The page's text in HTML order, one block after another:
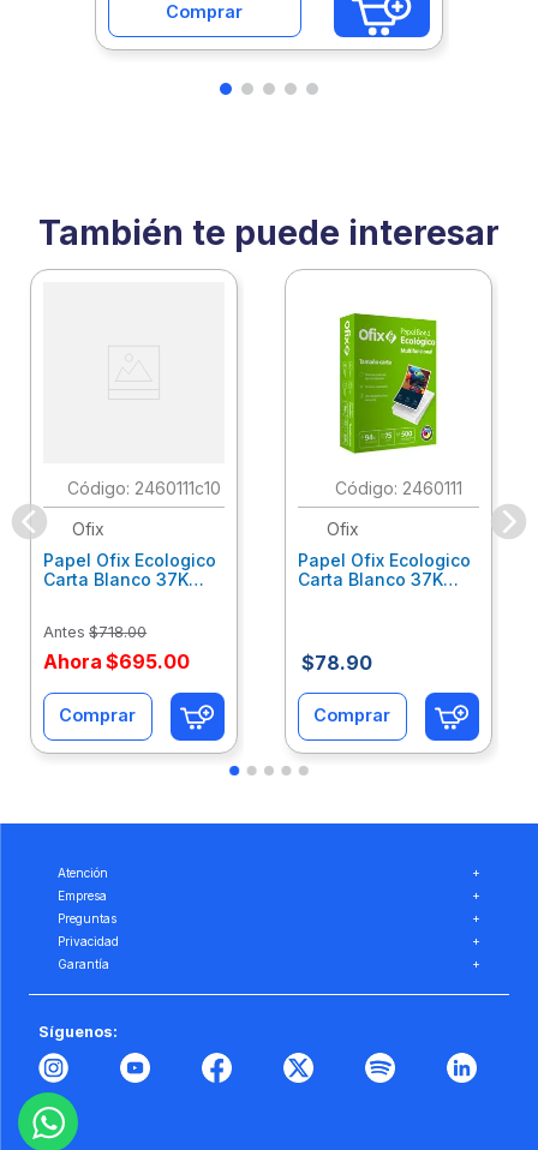
Comprar
También te puede interesar
: 2460111c10
Ofix
Papel Ofix Ecologico
Carta Blanco 37K
Antes $718.00
Ahora $695.00
Comprar
: 2460111
Ofix
Papel Ofix Ecologico
Carta Blanco 37K
$78.90
Comprar
Atención
+
Empresa
+
Preguntas
+
Privacidad
+
Garantía
+
Síguenos: